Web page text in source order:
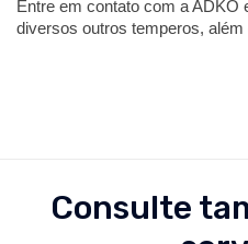
Entre em contato com a ADKO
diversos outros temperos,
Consulte